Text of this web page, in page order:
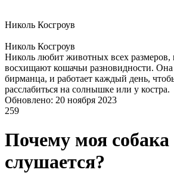
Николь Косгроув
Николь Косгроув
Николь любит животных всех размеров,
восхищают кошачьи разновидности. Она
бирманца, и работает каждый день,
расслабиться на солнышке или у костра.
Обновлено: 20 ноября 2023
259
Почему моя собака
слушается?